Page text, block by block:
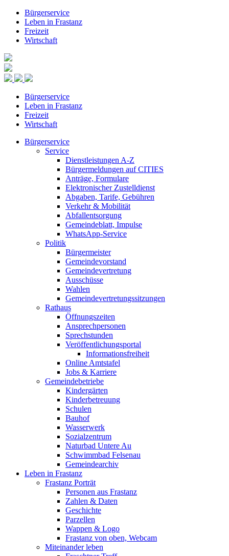
Bürgerservice
Leben in Frastanz
Freizeit
Wirtschaft
Bürgerservice
Leben in Frastanz
Freizeit
Wirtschaft
Bürgerservice
Service
Dienstleistungen A-Z
Bürgermeldungen auf CITIES
Anträge, Formulare
Elektronischer Zustelldienst
Abgaben, Tarife, Gebühren
Verkehr & Mobilität
Abfallentsorgung
Gemeindeblatt, Impulse
WhatsApp-Service
Politik
Bürgermeister
Gemeindevorstand
Gemeindevertretung
Ausschüsse
Wahlen
Gemeindevertretungssitzungen
Rathaus
Öffnungszeiten
Ansprechpersonen
Sprechstunden
Veröffentlichungsportal
Informationsfreiheit
Online Amtstafel
Jobs & Karriere
Gemeindebetriebe
Kindergärten
Kinderbetreuung
Schulen
Bauhof
Wasserwerk
Sozialzentrum
Naturbad Untere Au
Schwimmbad Felsenau
Gemeindearchiv
Leben in Frastanz
Frastanz Porträt
Personen aus Frastanz
Zahlen & Daten
Geschichte
Parzellen
Wappen & Logo
Frastanz von oben, Webcam
Miteinander leben